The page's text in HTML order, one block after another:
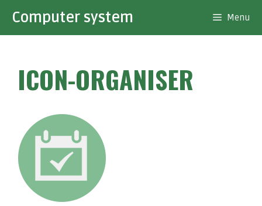
contenu
Computer system Menu
ICON-ORGANISER